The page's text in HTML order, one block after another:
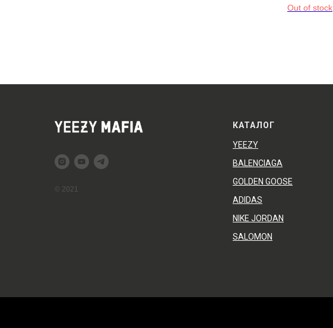
Out of stock
© 2021
КАТАЛОГ
YEEZY
BALENCIAGA
GOLDEN GOOSE
ADIDAS
NIKE JORDAN
SALOMON